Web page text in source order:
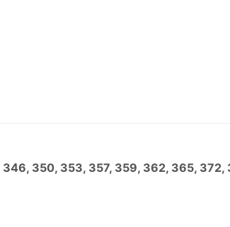
350, 353, 357, 359, 362, 365,